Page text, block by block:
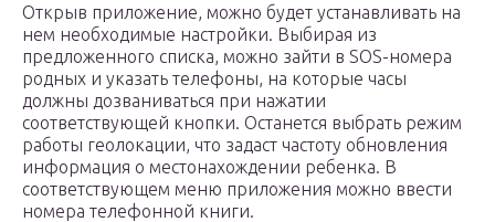
Открыв приложение, можно будет устанавливать на
нем необходимые настройки. Выбирая из
предложенного списка, можно зайти в SOS-номера
родных и указать телефоны, на которые часы
должны дозваниваться при нажатии
соответствующей кнопки. Останется выбрать режим
работы геолокации, что задаст частоту обновления
информация о местонахождении ребенка. В
соответствующем меню приложения можно ввести
номера телефонной книги.